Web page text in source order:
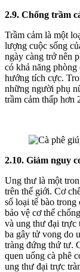
2.9. Chống trầm
Trầm cảm là một
lượng cuộc sống
ngày càng trở nên
có khả năng phòng
hướng tích cực.
những người phụ
trầm cảm thấp hơn
2.10. Giảm nguy
Ung thư là một
trên thế giới. Cơ
số loại tế bào
bảo vệ cơ thể
và ung thư đại trực
ba gây tử vong do
tràng đứng thứ tư.
quen uống cà phê
ung thư đại trực